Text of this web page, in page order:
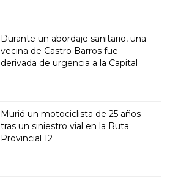
Durante un abordaje sanitario, una
vecina de Castro Barros fue
derivada de urgencia a la Capital
Murió un motociclista de 25 años
tras un siniestro vial en la Ruta
Provincial 12